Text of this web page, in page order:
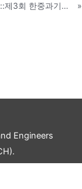
[KIC 중국] 글로벌 혁신센터 – 2023 푸장혁신포럼::제3회 한중과기혁신기업가포럼
»
Engineers